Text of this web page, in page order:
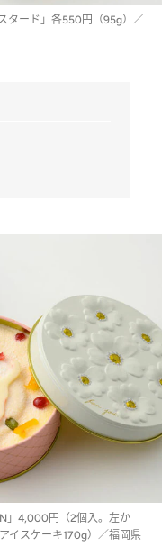
タード」各550円（95g）／
」4,000円（2個入。左か
イスケーキ170g）／福岡県